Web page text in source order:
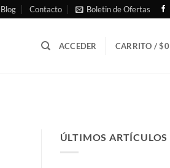
Blog Contacto Boletin de Ofertas
ACCEDER CARRITO /$0
ÚLTIMOS ARTÍCULOS